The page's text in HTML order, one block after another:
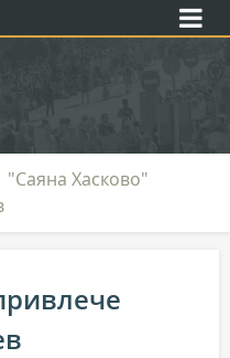
"Саяна Хасково"